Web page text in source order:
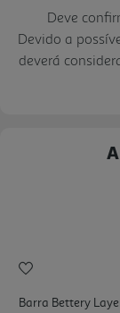
Deve
Devido a
deverá
Barra Bettery